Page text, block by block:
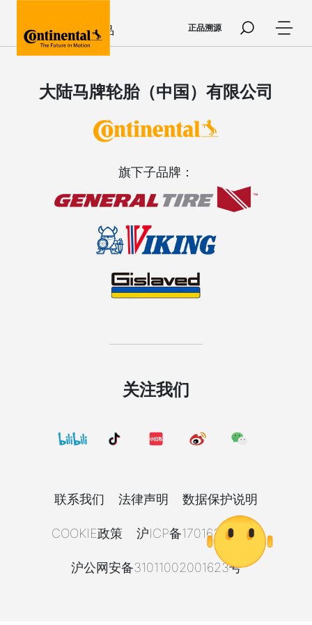
正品溯源
合作品牌及产品
大陆马牌轮胎（中国）有限公司
旗下子品牌：
关注我们
联系我们 法律声明 数据保护说明
COOKIE政策 沪ICP备17016392号-8
沪公网安备31011002001623号